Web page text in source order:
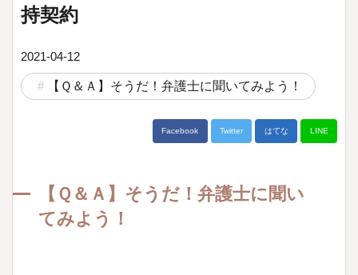
持契約
2021-04-12
【Ｑ＆Ａ】そうだ！弁護士に聞いてみよう！
Facebook Twitter はてな LINE
【Ｑ＆Ａ】そうだ！弁護士に聞い
てみよう！